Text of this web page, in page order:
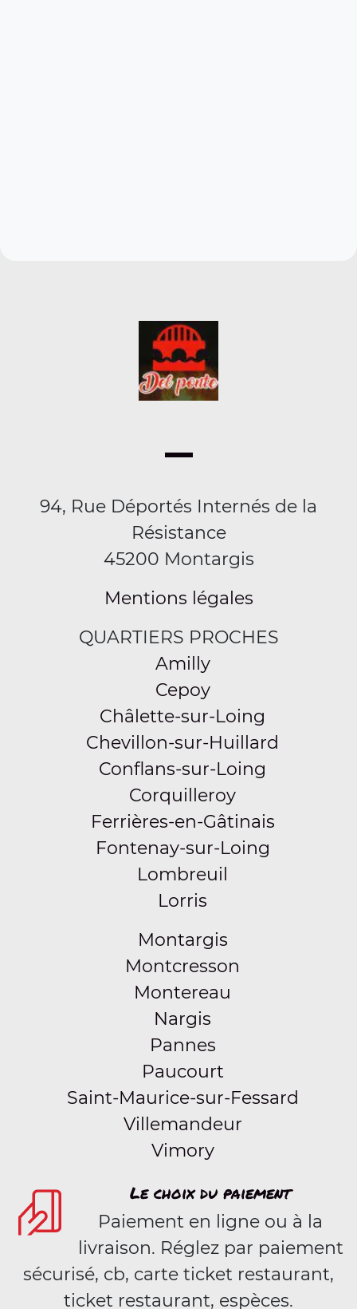
94, Rue Déportés Internés de la
Résistance
45200 Montargis
Mentions légales
QUARTIERS PROCHES
Amilly
Cepoy
Châlette-sur-Loing
Chevillon-sur-Huillard
Conflans-sur-Loing
Corquilleroy
Ferrières-en-Gâtinais
Fontenay-sur-Loing
Lombreuil
Lorris
Montargis
Montcresson
Montereau
Nargis
Pannes
Paucourt
Saint-Maurice-sur-Fessard
Villemandeur
Vimory
Le choix du paiement
Paiement en ligne ou à la
livraison. Réglez par paiement
sécurisé, cb, carte ticket restaurant,
ticket restaurant, espèces.